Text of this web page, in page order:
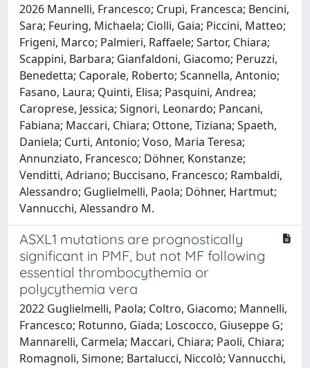
2026 Mannelli, Francesco; Crupi, Francesca; Bencini,
Sara; Feuring, Michaela; Ciolli, Gaia; Piccini, Matteo;
Frigeni, Marco; Palmieri, Raffaele; Sartor, Chiara;
Scappini, Barbara; Gianfaldoni, Giacomo; Peruzzi,
Benedetta; Caporale, Roberto; Scannella, Antonio;
Fasano, Laura; Quinti, Elisa; Pasquini, Andrea;
Caroprese, Jessica; Signori, Leonardo; Pancani,
Fabiana; Maccari, Chiara; Ottone, Tiziana; Spaeth,
Daniela; Curti, Antonio; Voso, Maria Teresa;
Annunziato, Francesco; Döhner, Konstanze;
Venditti, Adriano; Buccisano, Francesco; Rambaldi,
Alessandro; Guglielmelli, Paola; Döhner, Hartmut;
Vannucchi, Alessandro M.
ASXL1 mutations are prognostically
significant in PMF, but not MF following
essential thrombocythemia or
polycythemia vera
2022 Guglielmelli, Paola; Coltro, Giacomo; Mannelli,
Francesco; Rotunno, Giada; Loscocco, Giuseppe G;
Mannarelli, Carmela; Maccari, Chiara; Paoli, Chiara;
Romagnoli, Simone; Bartalucci, Niccolò; Vannucchi,